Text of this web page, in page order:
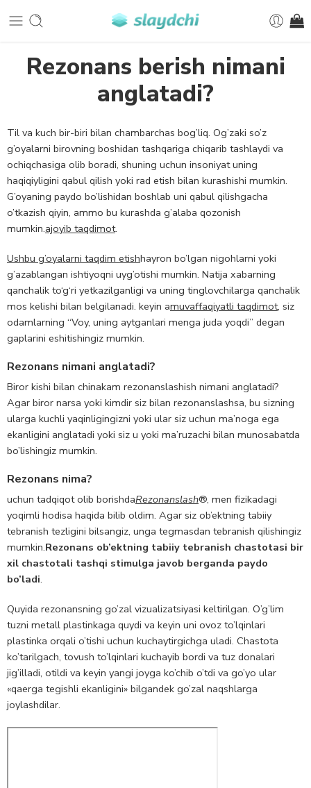
Rezonans berish nimani
anglatadi?
Til va kuch bir-biri bilan chambarchas bog’liq. Og’zaki so’z
g’oyalarni birovning boshidan tashqariga chiqarib tashlaydi va
ochiqchasiga olib boradi, shuning uchun insoniyat uning
haqiqiyligini qabul qilish yoki rad etish bilan kurashishi mumkin.
G’oyaning paydo bo’lishidan boshlab uni qabul qilishgacha
o’tkazish qiyin, ammo bu kurashda g’alaba qozonish
mumkin.ajoyib taqdimot.
Ushbu g’oyalarni taqdim etishhayron bo’lgan nigohlarni yoki
g’azablangan ishtiyoqni uyg’otishi mumkin. Natija xabarning
qanchalik to‘g‘ri yetkazilganligi va uning tinglovchilarga qanchalik
mos kelishi bilan belgilanadi. keyin amuvaffaqiyatli taqdimot, siz
odamlarning “Voy, uning aytganlari menga juda yoqdi” degan
gaplarini eshitishingiz mumkin.
Rezonans nimani anglatadi?
Biror kishi bilan chinakam rezonanslashish nimani anglatadi?
Agar biror narsa yoki kimdir siz bilan rezonanslashsa, bu sizning
ularga kuchli yaqinligingizni yoki ular siz uchun ma’noga ega
ekanligini anglatadi yoki siz u yoki ma’ruzachi bilan munosabatda
bo’lishingiz mumkin.
Rezonans nima?
uchun tadqiqot olib borishdaRezonanslash®, men fizikadagi
yoqimli hodisa haqida bilib oldim. Agar siz ob’ektning tabiiy
tebranish tezligini bilsangiz, unga tegmasdan tebranish qilishingiz
mumkin.Rezonans ob’ektning tabiiy tebranish chastotasi bir
xil chastotali tashqi stimulga javob berganda paydo
bo’ladi.
Quyida rezonansning go’zal vizualizatsiyasi keltirilgan. O’g’lim
tuzni metall plastinkaga quydi va keyin uni ovoz to’lqinlari
plastinka orqali o’tishi uchun kuchaytirgichga uladi. Chastota
ko’tarilgach, tovush to’lqinlari kuchayib bordi va tuz donalari
jig’illadi, otildi va keyin yangi joyga ko’chib o’tdi va go’yo ular
«qaerga tegishli ekanligini» bilgandek go’zal naqshlarga
joylashdilar.